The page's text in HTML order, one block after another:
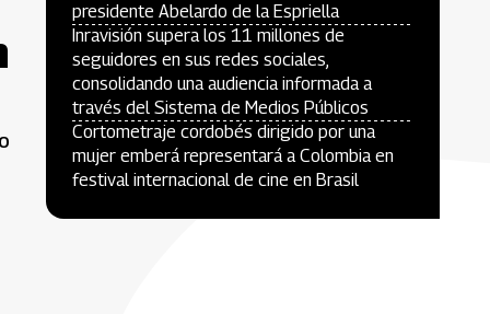
presidente Abelardo de la Espriella
Inravisión supera los 11 millones de
seguidores en sus redes sociales,
consolidando una audiencia informada a
través del Sistema de Medios Públicos
Cortometraje cordobés dirigido por una
mujer emberá representará a Colombia en
festival internacional de cine en Brasil